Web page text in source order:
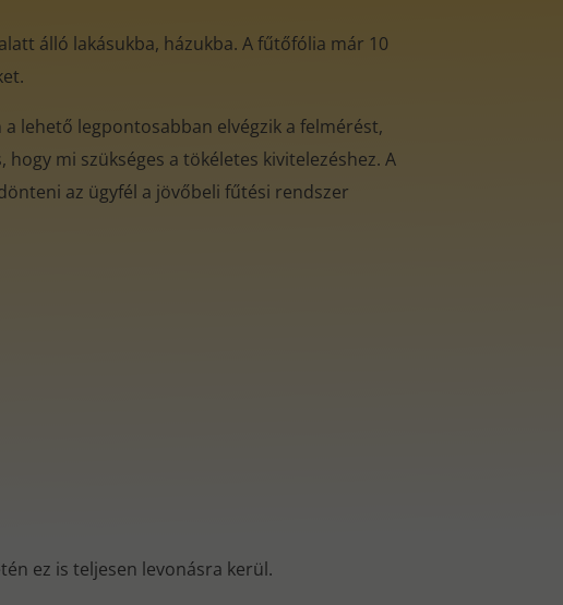
álló lakásukba, házukba. A fűtőfólia már 10
lehető legpontosabban elvégzik a felmérést,
mi szükséges a tökéletes kivitelezéshez. A
az ügyfél a jövőbeli fűtési rendszer
ez is teljesen levonásra kerül.